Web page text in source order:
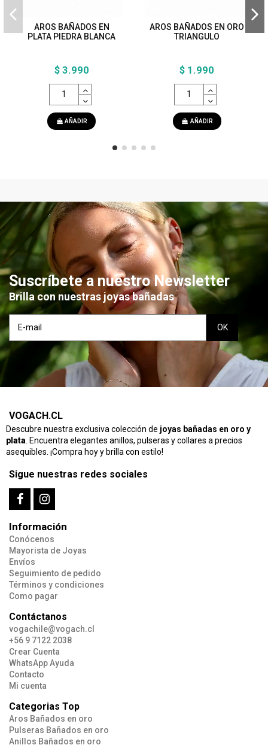
AROS BAÑADOS EN
PLATA PIEDRA BLANCA
$ 3.990
AÑADIR
AROS BAÑADOS EN ORO
TRIANGULO
$ 1.990
AÑADIR
Suscríbete a nuestro Newsletter
Brilla con nuestras joyas bañadas
VOGACH.CL
Descubre nuestra exclusiva colección de joyas bañadas en oro y
plata . Encuentra elegantes anillos, pulseras y collares a precios
asequibles. ¡Compra hoy y brilla con estilo!
Sigue nuestras redes sociales
Información
Conócenos
Mayorista de Joyas
Envíos
Seguimiento de pedido
Términos y condiciones
Como pagar
Contáctanos
vogachile@vogach.cl
+56 9 7122 2038
Crear Cuenta
WhatsApp Ayuda
Contacto
Mi cuenta
Categorias Top
Aros Bañados en oro
Pulseras Bañados en oro
Anillos Bañados en oro